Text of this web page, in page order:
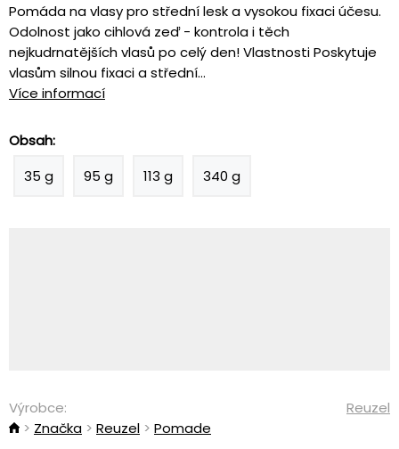
Pomáda na vlasy pro střední lesk a vysokou fixaci účesu.
Odolnost jako cihlová zeď - kontrola i těch
nejkudrnatějších vlasů po celý den! Vlastnosti Poskytuje
vlasům silnou fixaci a střední...
Více informací
Obsah:
35 g
95 g 113 g 340 g
Výrobce:
Reuzel
Značka
Reuzel Pomade